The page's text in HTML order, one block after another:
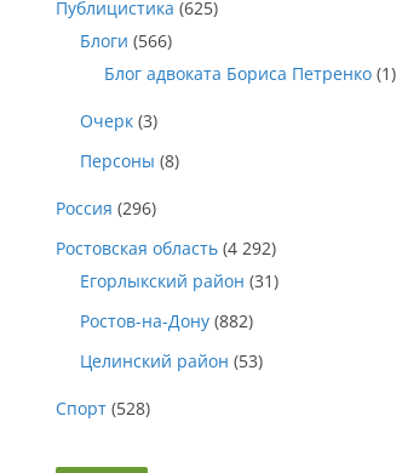
Публицистика (625)
Блоги (566)
Блог адвоката Бориса Петренко (1)
Очерк (3)
Персоны (8)
Россия (296)
Ростовская область (4 292)
Егорлыкский район (31)
Ростов-на-Дону (882)
Целинский район (53)
Спорт (528)